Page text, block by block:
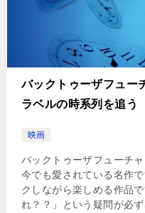
バックトゥーザフュー
ラベルの時系列を追う
映画
バックトゥーザフューチ
今でも愛されている名作
クしながら楽しめる作品
れ？？」という疑問が必